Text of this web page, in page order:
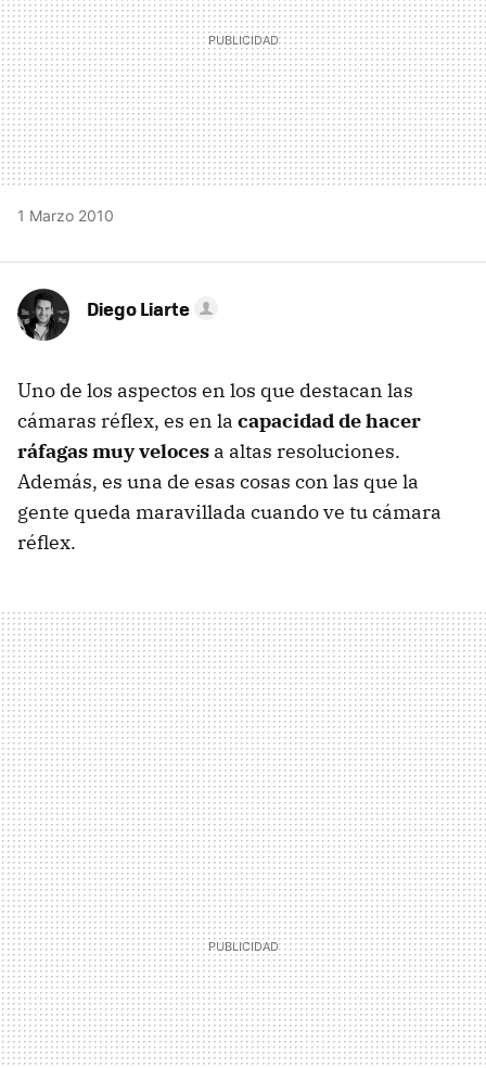
1 Marzo 2010
Diego Liarte
Uno de los aspectos en los que destacan las
cámaras réflex, es en la capacidad de hacer
ráfagas muy veloces a altas resoluciones.
Además, es una de esas cosas con las que la
gente queda maravillada cuando ve tu cámara
réflex.